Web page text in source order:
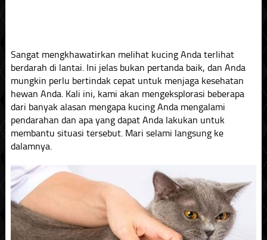
Sangat mengkhawatirkan melihat kucing Anda terlihat
berdarah di lantai. Ini jelas bukan pertanda baik, dan Anda
mungkin perlu bertindak cepat untuk menjaga kesehatan
hewan Anda. Kali ini, kami akan mengeksplorasi beberapa
dari banyak alasan mengapa kucing Anda mengalami
pendarahan dan apa yang dapat Anda lakukan untuk
membantu situasi tersebut. Mari selami langsung ke
dalamnya.